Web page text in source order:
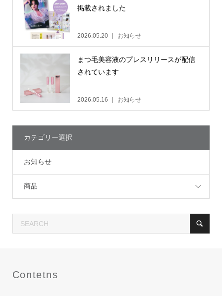
掲載されました
2026.05.20 お知らせ
まつ毛美容液のプレスリリースが配信
されています
2026.05.16 お知らせ
カテゴリー選択
お知らせ
商品
Contetns